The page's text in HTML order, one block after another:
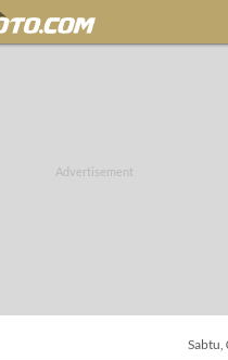
Sabtu,